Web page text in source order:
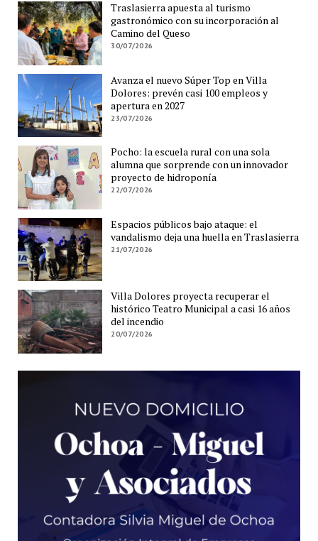
Traslasierra apuesta al turismo
gastronómico con su incorporación al
Camino del Queso
30/07/2026
Avanza el nuevo Súper Top en Villa
Dolores: prevén casi 100 empleos y
apertura en 2027
23/07/2026
Pocho: la escuela rural con una sola
alumna que sorprende con un innovador
proyecto de hidroponía
22/07/2026
Espacios públicos bajo ataque: el
vandalismo deja una huella en Traslasierra
21/07/2026
Villa Dolores proyecta recuperar el
histórico Teatro Municipal a casi 16 años
del incendio
20/07/2026